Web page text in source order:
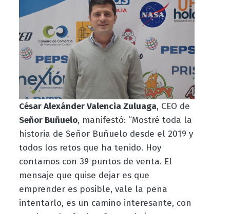
César Alexánder Valencia Zuluaga, CEO de
Señor Buñuelo, manifestó: “Mostré toda la
historia de Señor Buñuelo desde el 2019 y
todos los retos que ha tenido. Hoy
contamos con 39 puntos de venta. El
mensaje que quise dejar es que
emprender es posible, vale la pena
intentarlo, es un camino interesante, con